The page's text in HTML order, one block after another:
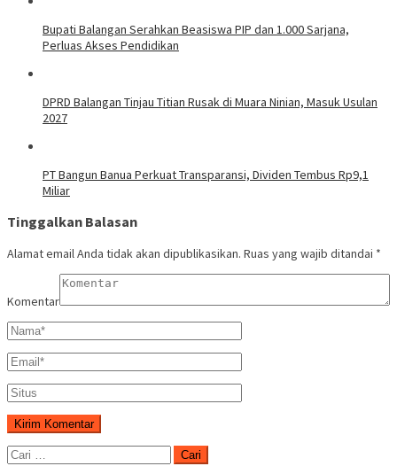
Bupati Balangan Serahkan Beasiswa PIP dan 1.000 Sarjana,
Perluas Akses Pendidikan
DPRD Balangan Tinjau Titian Rusak di Muara Ninian, Masuk Usulan
2027
PT Bangun Banua Perkuat Transparansi, Dividen Tembus Rp9,1
Miliar
Tinggalkan Balasan
Alamat email Anda tidak akan dipublikasikan. Ruas yang wajib ditandai *
Komentar
Cari
untuk: